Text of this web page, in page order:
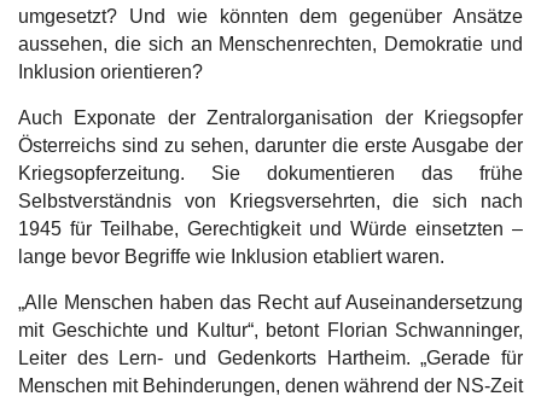
umgesetzt? Und wie könnten dem gegenüber Ansätze
aussehen, die sich an Menschenrechten, Demokratie und
Inklusion orientieren?
Auch Exponate der Zentralorganisation der Kriegsopfer
Österreichs sind zu sehen, darunter die erste Ausgabe der
Kriegsopferzeitung. Sie dokumentieren das frühe
Selbstverständnis von Kriegsversehrten, die sich nach
1945 für Teilhabe, Gerechtigkeit und Würde einsetzten –
lange bevor Begriffe wie Inklusion etabliert waren.
„Alle Menschen haben das Recht auf Auseinandersetzung
mit Geschichte und Kultur“, betont Florian Schwanninger,
Leiter des Lern- und Gedenkorts Hartheim. „Gerade für
Menschen mit Behinderungen, denen während der NS-Zeit